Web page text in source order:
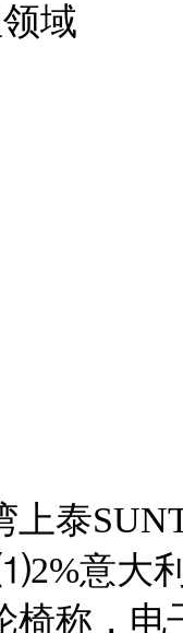
域
上泰
意大
椅称，